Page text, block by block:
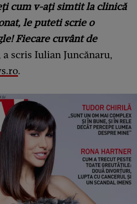
cum v-ați simtit la clinică
le puteti scrie o
Fiecare cuvânt de
a scris Iulian Juncănaru,
.